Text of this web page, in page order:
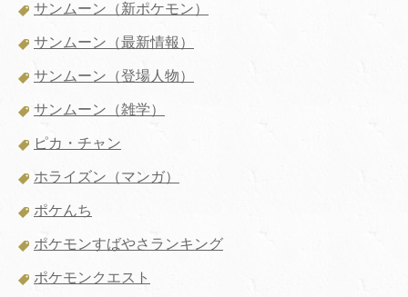
サンムーン（新ポケモン）
サンムーン（最新情報）
サンムーン（登場人物）
サンムーン（雑学）
ピカ・チャン
ホライズン（マンガ）
ポケんち
ポケモンすばやさランキング
ポケモンクエスト